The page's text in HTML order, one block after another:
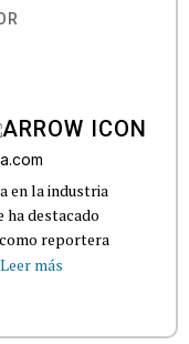
en la industria
ha destacado
reportera
Leer más